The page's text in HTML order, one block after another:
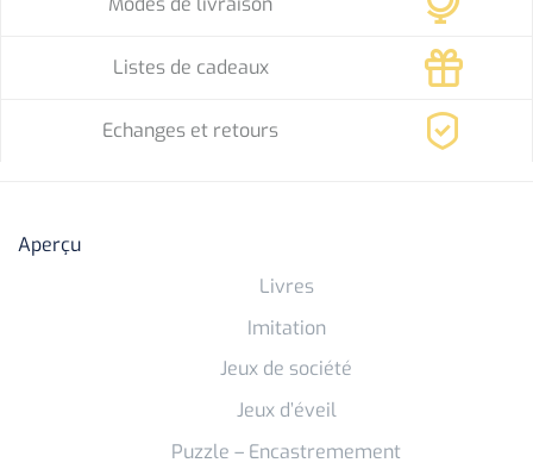
Listes de cadeaux
Echanges et retours
Aperçu
Livres
Imitation
Jeux de société
Jeux d’éveil
Puzzle – Encastremement